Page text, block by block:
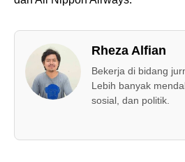
Rheza Alfian
Bekerja di bidang
Lebih banyak
sosial, dan politik.